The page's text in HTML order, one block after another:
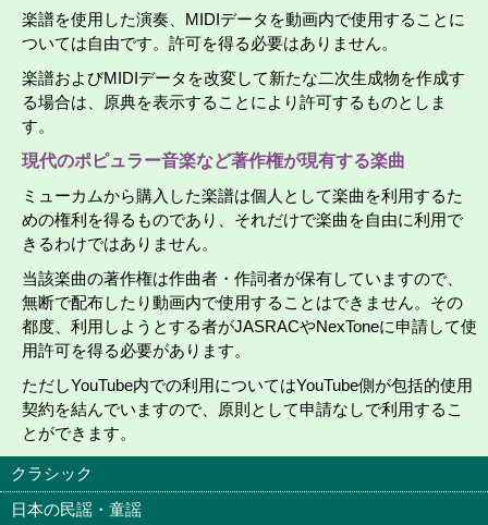
楽譜を使用した演奏、MIDIデータを動画内で使用することに
ついては自由です。許可を得る必要はありません。
楽譜およびMIDIデータを改変して新たな二次生成物を作成す
る場合は、原典を表示することにより許可するものとしま
す。
現代のポピュラー音楽など著作権が現有する楽曲
ミューカムから購入した楽譜は個人として楽曲を利用するた
めの権利を得るものであり、それだけで楽曲を自由に利用で
きるわけではありません。
当該楽曲の著作権は作曲者・作詞者が保有していますので、
無断で配布したり動画内で使用することはできません。その
都度、利用しようとする者がJASRACやNexToneに申請して使
用許可を得る必要があります。
ただしYouTube内での利用についてはYouTube側が包括的使用
契約を結んでいますので、原則として申請なしで利用するこ
とができます。
クラシック
日本の民謡・童謡